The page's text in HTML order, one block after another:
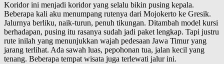
Koridor ini menjadi koridor yang selalu bikin pusing kepala.
Beberapa kali aku menumpang rutenya dari Mojokerto ke Gresik.
Jalurnya berliku, naik-turun, penuh tikungan. Ditambah model kursi
berhadapan, pusing itu rasanya sudah jadi paket lengkap. Tapi justru
rute inilah yang menunjukkan wajah pedesaan Jawa Timur yang
jarang terlihat. Ada sawah luas, pepohonan tua, jalan kecil yang
tenang. Beberapa tempat wisata juga terlewati jalur ini.